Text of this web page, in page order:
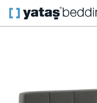
Anasayfa Baza & Başlık